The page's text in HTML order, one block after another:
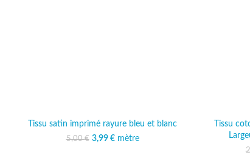
Tissu satin imprimé rayure bleu et blanc
5,00€
Le prix initial était :
3,99 € Le prix actuel est :
mètre
Tissu